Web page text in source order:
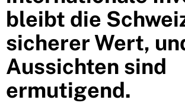
bleibt die
sicherer Wert,
Aussichten sind
ermutigend.